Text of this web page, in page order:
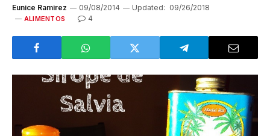
Eunice Ramirez 09/08/2014 Updated: 09/26/2018
ALIMENTOS 4